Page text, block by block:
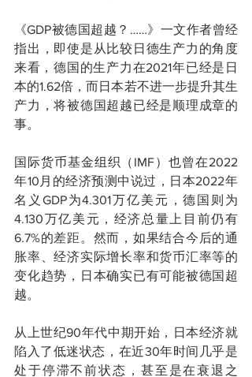
《GDP被德国超越？……》一文作者曾经
指出，即使是从比较日德生产力的角度
来看，德国的生产力在2021年已经是日
本的1.62倍，而日本若不进一步提升其生
产力，将被德国超越已经是顺理成章的
事。
国际货币基金组织（IMF）也曾在2022
年10月的经济预测中说过，日本2022年
名义GDP为4.301万亿美元，德国则为
4.130万亿美元，经济总量上目前仍有
6.7%的差距。然而，如果结合今后的通
胀率、经济实际增长率和货币汇率等的
变化趋势，日本确实已有可能被德国超
越。
从上世纪90年代中期开始，日本经济就
陷入了低迷状态，在近30年时间几乎是
处于停滞不前状态，甚至是在衰退之